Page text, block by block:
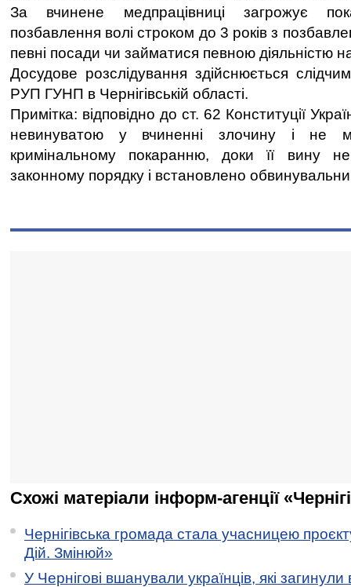
За вчинене медпрацівниці загрожує
позбавлення волі строком до 3 років з
певні посади чи займатися певною діяльністю
Досудове розслідування здійснюється
РУП ГУНП в Чернігівській області.
Примітка: відповідно до ст. 62 Конституції
невинуватою у вчиненні злочину і не
кримінальному покаранню, доки її вину
законному порядку і встановлено
Схожі матеріали інформ-агенції
Чернігівська громада стала учасницею
Дій. Змінюй»
У Чернігові вшанували українців, які загинули